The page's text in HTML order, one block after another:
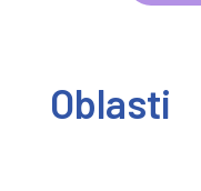
Oblasti